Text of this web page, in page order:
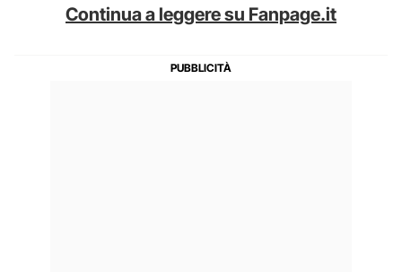
Continua a leggere su Fanpage.it